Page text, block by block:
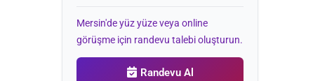
Mersin'de yüz yüze veya online
görüşme için randevu talebi oluşturun.
Randevu Al